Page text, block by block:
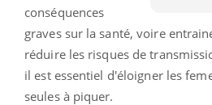
conséquences
graves sur la santé, voire
réduire les risques de
il est essentiel d'éloigner les
seules à piquer.